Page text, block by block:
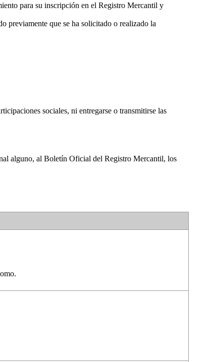
para su inscripción en el Registro Mercantil y
previamente que se ha solicitado o realizado la
sociales, ni entregarse o transmitirse las
alguno, al Boletín Oficial del Registro Mercantil, los